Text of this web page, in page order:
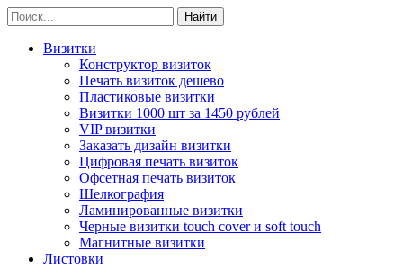
Визитки
Конструктор визиток
Печать визиток дешево
Пластиковые визитки
Визитки 1000 шт за 1450 рублей
VIP визитки
Заказать дизайн визитки
Цифровая печать визиток
Офсетная печать визиток
Шелкография
Ламинированные визитки
Черные визитки touch cover и soft touch
Магнитные визитки
Листовки